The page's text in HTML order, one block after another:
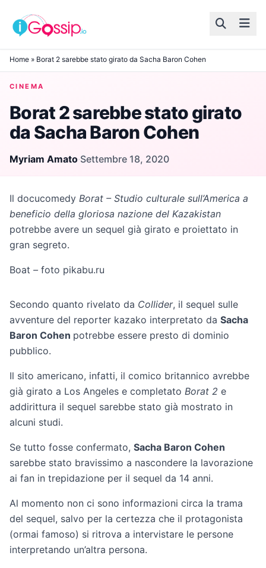
Skip to content
Home » Borat 2 sarebbe stato girato da Sacha Baron Cohen
CINEMA
Borat 2 sarebbe stato girato
da Sacha Baron Cohen
Myriam Amato·Settembre 18, 2020
Il docucomedy Borat – Studio culturale sull’America a
beneficio della gloriosa nazione del Kazakistan
potrebbe avere un sequel già girato e proiettato in
gran segreto.
Boat – foto pikabu.ru
Secondo quanto rivelato da Collider, il sequel sulle
avventure del reporter kazako interpretato da Sacha
Baron Cohen potrebbe essere presto di dominio
pubblico.
Il sito americano, infatti, il comico britannico avrebbe
già girato a Los Angeles e completato Borat 2 e
addirittura il sequel sarebbe stato già mostrato in
alcuni studi.
Se tutto fosse confermato, Sacha Baron Cohen
sarebbe stato bravissimo a nascondere la lavorazione
ai fan in trepidazione per il sequel da 14 anni.
Al momento non ci sono informazioni circa la trama
del sequel, salvo per la certezza che il protagonista
(ormai famoso) si ritrova a intervistare le persone
interpretando un’altra persona.